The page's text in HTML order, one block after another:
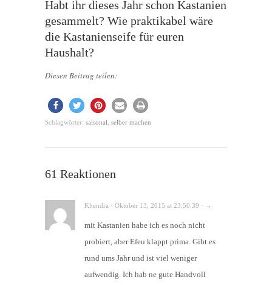
Habt ihr dieses Jahr schon Kastanien
gesammelt? Wie praktikabel wäre
die Kastanienseife für euren
Haushalt?
Diesen Beitrag teilen:
Schlagwörter: saisonal selber machen
61 Reaktionen
Khendra · Oktober 13, 2015 at 23:50:39 · →
mit Kastanien habe ich es noch nicht
probiert, aber Efeu klappt prima. Gibt es
rund ums Jahr und ist viel weniger
aufwendig. Ich hab ne gute Handvoll